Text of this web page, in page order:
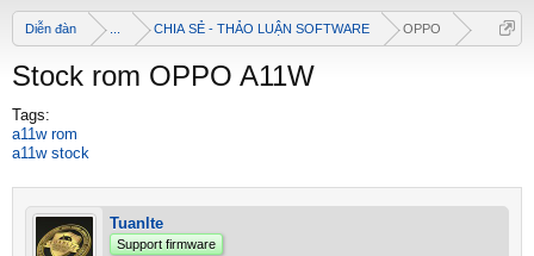
Diễn đàn CHIA SẺ - THẢO LUẬN SOFTWARE OPPO
Stock rom OPPO A11W
Tags:
a11w rom
a11w stock
Tuanlte
Support firmware